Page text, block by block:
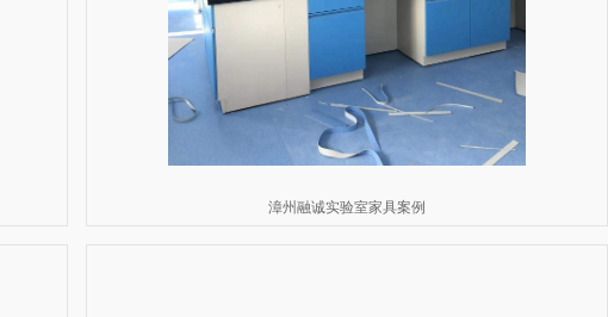
漳州融诚实验室家具案例